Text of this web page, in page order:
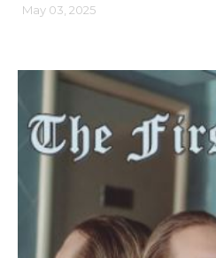
May 03, 2025